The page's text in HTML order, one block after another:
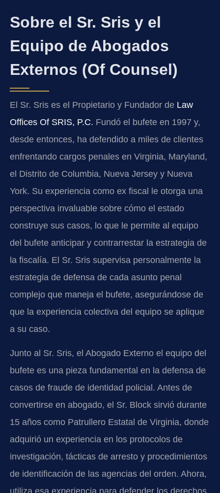
Sobre el Sr. Sris y el
Equipo de Abogados
Externos (Of Counsel)
El Sr. Sris es el Propietario y Fundador de Law
Offices Of SRIS, P.C. Fundó el bufete en 1997 y,
desde entonces, ha defendido a miles de clientes
enfrentando cargos penales en Virginia, Maryland,
el Distrito de Columbia, Nueva Jersey y Nueva
York. Su experiencia como ex fiscal le otorga una
perspectiva invaluable sobre cómo el estado
construye sus casos, lo que le permite al equipo
del bufete anticipar y contrarrestar la estrategia de
la fiscalía. El Sr. Sris supervisa personalmente la
estrategia de defensa de cada asunto penal
complejo que maneja el bufete, asegurándose de
que la experiencia colectiva del equipo se aplique
a su caso.
Junto al Sr. Sris, el Abogado Externo el equipo del
bufete es una pieza fundamental en la defensa de
casos de fraude de identidad policial. Antes de
convertirse en abogado, el Sr. Block sirvió durante
15 años como Patrullero Estatal de Virginia, donde
adquirió un experiencia en los protocolos de
investigación, tácticas de arresto y procedimientos
de identificación de las agencias del orden. Ahora,
utiliza esa experiencia para defender los derechos